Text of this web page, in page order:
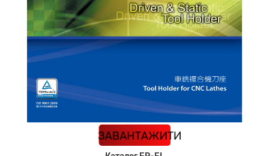
ЗАВАНТАЖИТИ
КАТАЛОГ